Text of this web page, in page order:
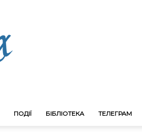
ПОДІЇ БІБЛІОТЕКА ТЕЛЕГРАМ